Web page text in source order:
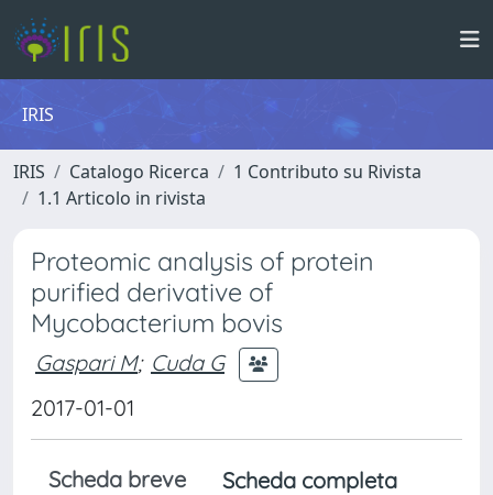
IRIS
IRIS Catalogo Ricerca
1 Contributo su Rivista
1.1 Articolo in rivista
Proteomic analysis of protein
purified derivative of
Mycobacterium bovis
Gaspari M; Cuda G
2017-01-01
Scheda breve
Scheda completa